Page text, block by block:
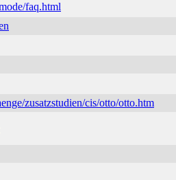
faq.html
zusatzstudien/cis/otto/otto.htm